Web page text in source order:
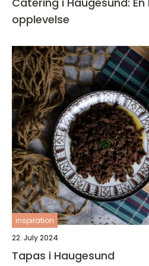
opplevelse
inspiration
22. July 2024
Tapas i Haugesund